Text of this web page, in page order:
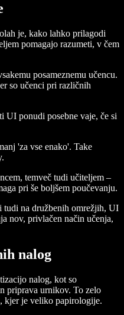
je, kako lahko prilagodi
pomagajo razumeti, v čem
posameznemu učencu.
so učenci pri različnih
UI ponudi posebne vaje, če si
'za vse enako'. Take
temveč tudi učiteljem –
pri še boljšem poučevanju.
tudi na družbenih omrežjih, UI
nov, privlačen način učenja,
nalog
nalog, kot so
priprava urnikov. To zelo
kjer je veliko papirologije.